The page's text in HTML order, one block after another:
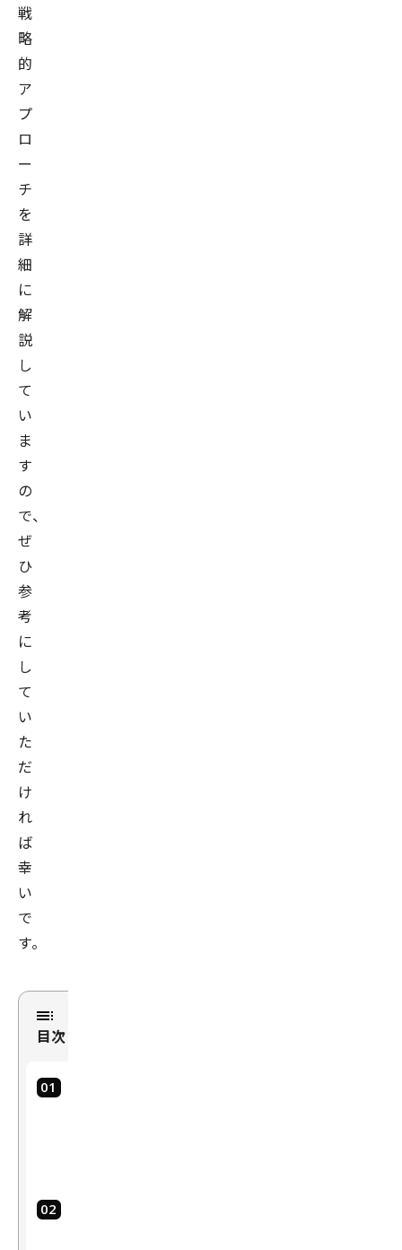
戦
略
的
ア
プ
ロ
ー
チ
を
詳
細
に
解
説
し
て
い
ま
す
の
で、
ぜ
ひ
参
考
に
し
て
い
た
だ
け
れ
ば
幸
い
で
す。
目次